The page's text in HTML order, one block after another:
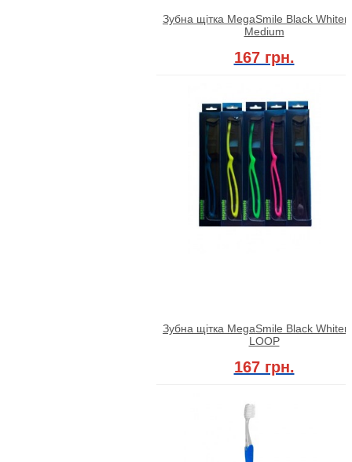
Зубна щітка MegaSmile Black
Medium
167 грн.
Зубна щітка MegaSmile Black
LOOP
167 грн.